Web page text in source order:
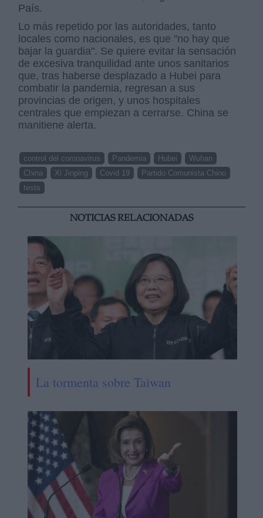
País.
Lo más repetido por las autoridades, tanto
locales como nacionales, es que "no hay que
bajar la guardia". Se quiere evitar la sensación
de excesiva tranquilidad ante unos sanitarios
que, tras haberse desplazado a Hubei para
combatir la pandemia, regresan a sus
provincias de origen, y unos hospitales
centrales que empiezan a cerrarse. China se
manitiene alerta.
control del coronavirus Pandemia Hubei
Wuhan
China
Xi Jinping Covid 19
Partido Comunista Chino
tests
NOTICIAS RELACIONADAS
La tormenta sobre Taiwan